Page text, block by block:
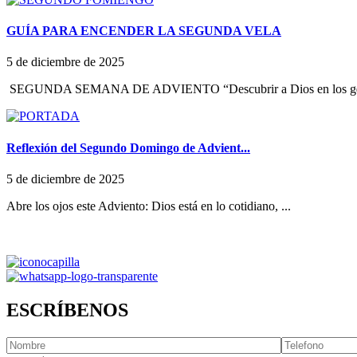
GUÍA PARA ENCENDER LA SEGUNDA VELA
5 de diciembre de 2025
SEGUNDA SEMANA DE ADVIENTO “Descubrir a Dios en los
Reflexión del Segundo Domingo de Advient...
5 de diciembre de 2025
Abre los ojos este Adviento: Dios está en lo cotidiano, ...
ESCRÍBENOS